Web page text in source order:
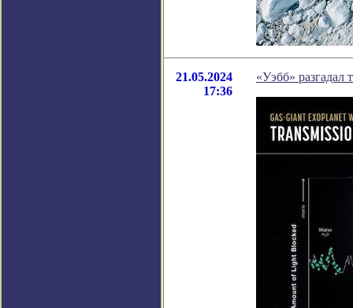
21.05.2024
17:36
«Уэбб» разгадал